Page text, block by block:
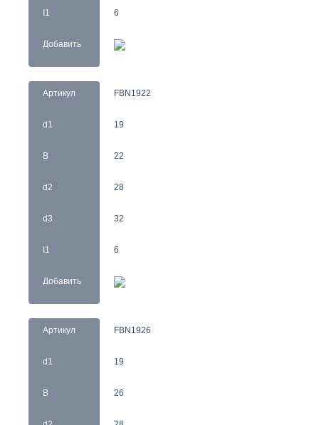
I1
Добавить
6
Артикул
d1
B
d2
d3
I1
Добавить
FBN1922
19
22
28
32
6
Артикул
d1
B
FBN1926
19
26